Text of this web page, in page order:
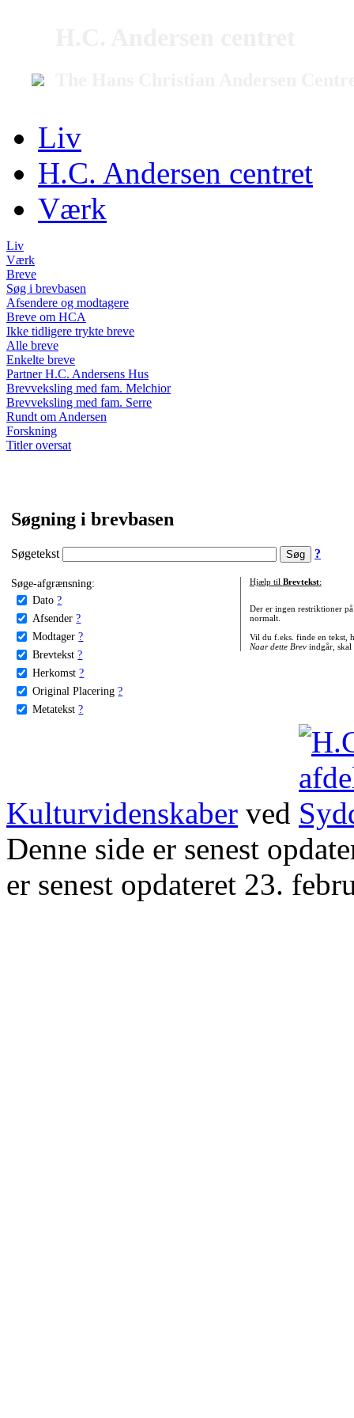
Liv
H.C. Andersen centret
Værk
Liv
Værk
Breve
Søg i brevbasen
Afsendere og modtagere
Breve om HCA
Ikke tidligere trykte breve
Alle breve
Enkelte breve
Partner H.C. Andersens Hus
Brevveksling med fam. Melchior
Brevveksling med fam. Serre
Rundt om Andersen
Forskning
Titler oversat
Søgning i brevbasen
Søgetekst ?
Søge-afgrænsning:
Dato ?
Afsender ?
Modtager ?
Brevtekst ?
Herkomst ?
Original Placering ?
Metatekst ?
Hjælp til Brevtekst:
Der er ingen restriktioner
normalt.
Vil du f.eks. finde en tekst,
Naar dette Brevindgår, skal
Kulturvidenskaber ved
Denne side er senest
er senest opdateret 23.